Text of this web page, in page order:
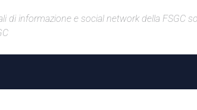
di informazione e social network della FSGC